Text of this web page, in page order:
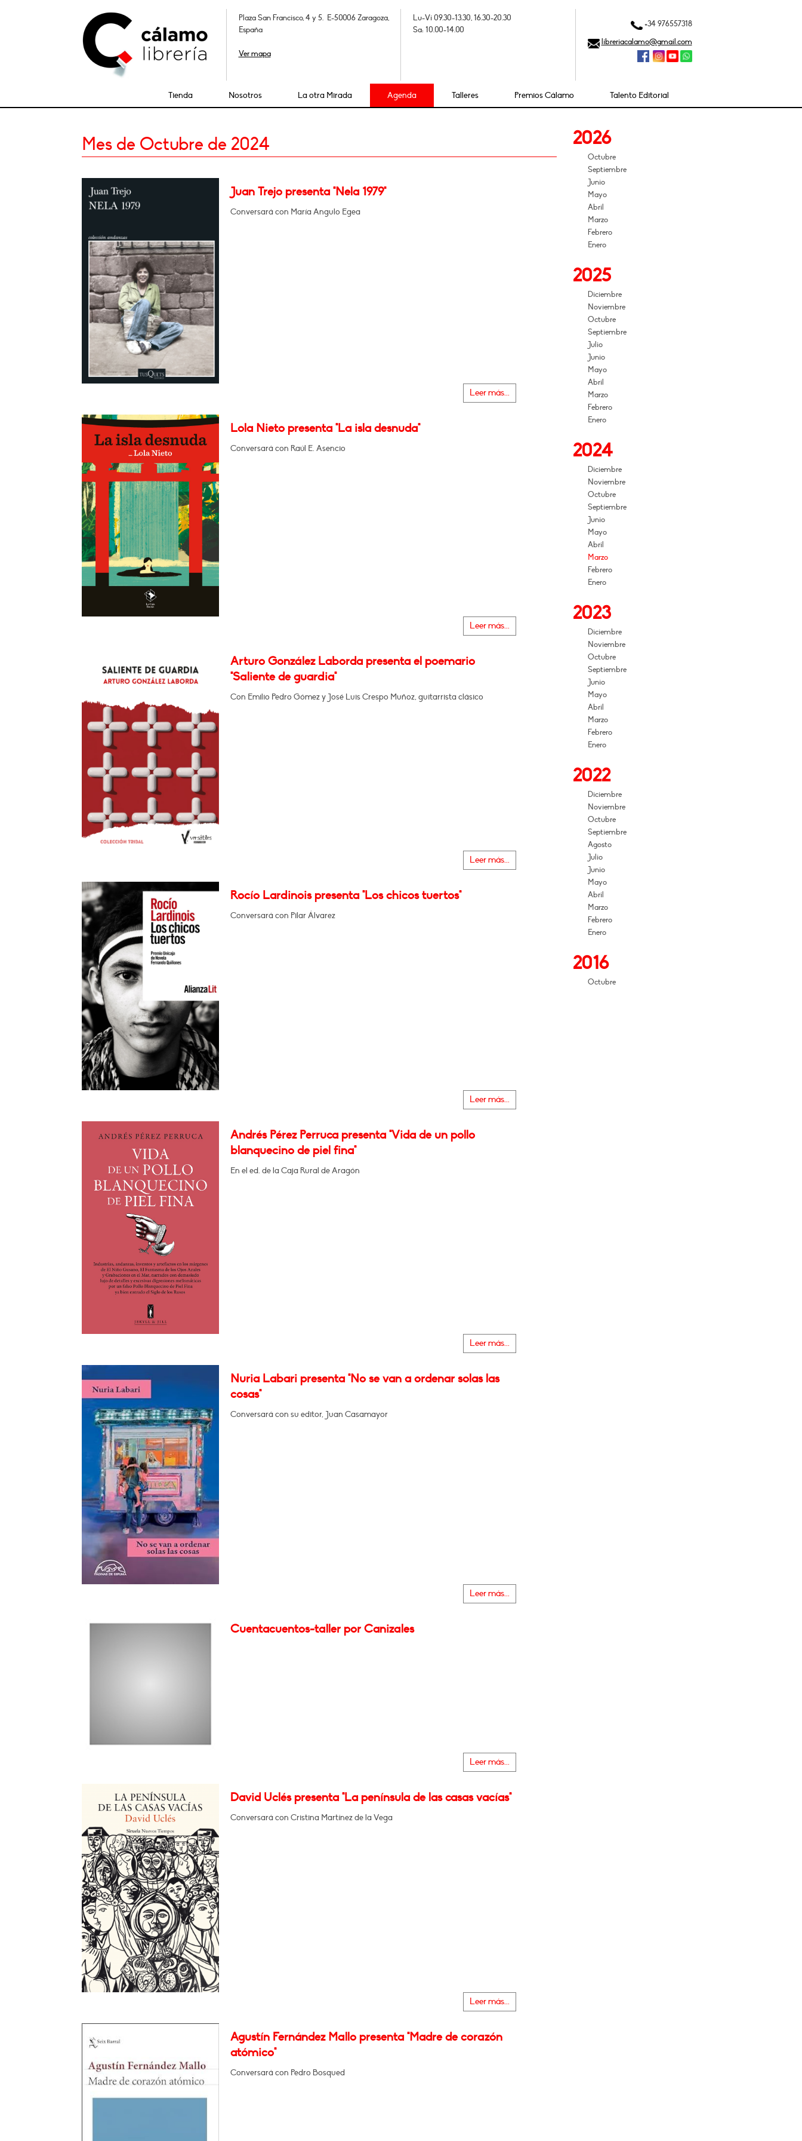
Plaza San Francisco, 4 y 5. E-50006 Zaragoza,
España
Ver mapa
Lu-Vi 09.30-13.30, 16.30-20.30
Sa: 10.00-14.00
+34 976557318
libreriacalamo@gmail.com
Tienda Nosotros La otra Mirada Agenda Talleres Premios Cálamo Talento Editorial
Mes de Octubre de 2024
Juan Trejo presenta "Nela 1979"
Conversará con María Angulo Egea
Leer más...
Lola Nieto presenta "La isla desnuda"
Conversará con Raúl E. Asencio
Leer más...
Arturo González Laborda presenta el poemario
"Saliente de guardia"
Con Emilio Pedro Gómez y José Luis Crespo Muñoz, guitarrista clásico
Leer más...
Rocío Lardinois presenta "Los chicos tuertos"
Conversará con Pilar Álvarez
Leer más...
Andrés Pérez Perruca presenta "Vida de un pollo
blanquecino de piel fina"
En el ed. de la Caja Rural de Aragón
Leer más...
Nuria Labari presenta "No se van a ordenar solas las
cosas"
Conversará con su editor, Juan Casamayor
Leer más...
Cuentacuentos-taller por Canizales
Leer más...
David Uclés presenta "La península de las casas vacías"
Conversará con Cristina Martínez de la Vega
Leer más...
Agustín Fernández Mallo presenta "Madre de corazón
atómico"
Conversará con Pedro Bosqued
2026
Octubre
Septiembre
Junio
Mayo
Abril
Marzo
Febrero
Enero
2025
Diciembre
Noviembre
Octubre
Septiembre
Julio
Junio
Mayo
Abril
Marzo
Febrero
Enero
2024
Diciembre
Noviembre
Octubre
Septiembre
Junio
Mayo
Abril
Marzo
Febrero
Enero
2023
Diciembre
Noviembre
Octubre
Septiembre
Junio
Mayo
Abril
Marzo
Febrero
Enero
2022
Diciembre
Noviembre
Octubre
Septiembre
Agosto
Julio
Junio
Mayo
Abril
Marzo
Febrero
Enero
2016
Octubre